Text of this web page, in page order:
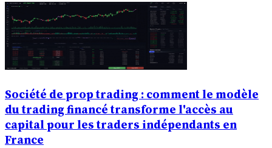
Société de prop trading : comment le modèle
du trading financé transforme l'accès au
capital pour les traders indépendants en
France